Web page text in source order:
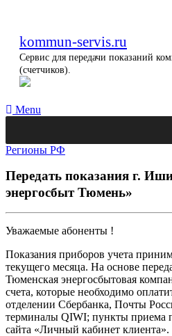
kommun-servis.ru
Сервис для передачи показаний
(счетчиков).
Menu
Регионы РФ
Передать показания г.
энергосбыт Тюмень»
Уважаемые абоненты !
Показания приборов учета
текущего месяца. На основе
Тюменская энергосбытовая
счета, которые необходимо
отделении Сбербанка, Почты
терминалы QIWI; пункты приема
сайта «Личный кабинет клиента».